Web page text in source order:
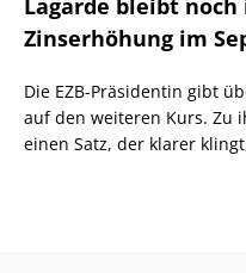
Lagarde bleibt
Zinserhöhung im
Die EZB-Präsidentin gibt
auf den weiteren Kurs. Zu
einen Satz, der klarer